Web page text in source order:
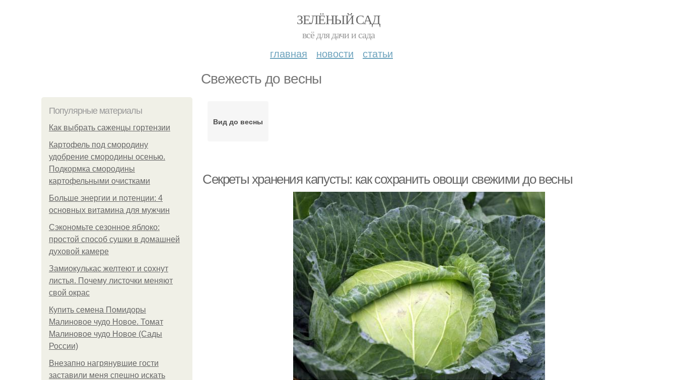
ЗЕЛЁНЫЙ САД
всё для дачи и сада
главная новости статьи
Свежесть до весны
Популярные материалы
Как выбрать саженцы гортензии
Картофель под смородину
удобрение смородины осенью.
Подкормка смородины
картофельными очистками
Больше энергии и потенции: 4
основных витамина для мужчин
Сэкономьте сезонное яблоко:
простой способ сушки в домашней
духовой камере
Замиокулькас желтеют и сохнут
листья. Почему листочки меняют
свой окрас
Купить семена Помидоры
Малиновое чудо Новое. Томат
Малиновое чудо Новое (Сады
России)
Внезапно нагрянувшие гости
заставили меня спешно искать
Вид до весны
Секреты хранения капусты: как сохранить овощи свежими до весны